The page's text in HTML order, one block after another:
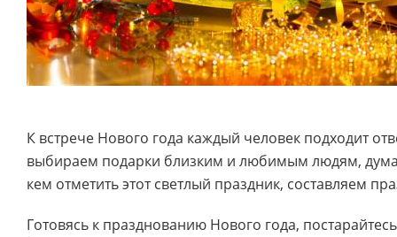
К встрече Нового года каждый человек подходит
выбираем подарки близким и любимым людям,
кем отметить этот светлый праздник, составляем
Готовясь к празднованию Нового года,